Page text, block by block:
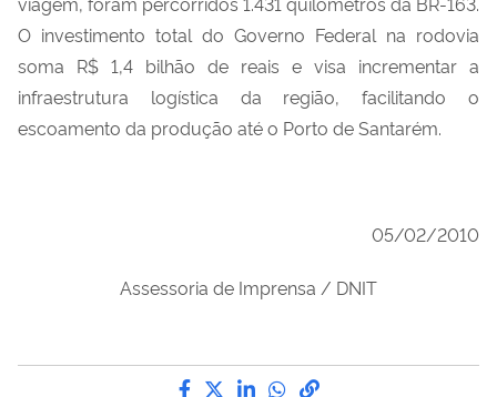
O investimento total do Governo Federal na rodovia
soma R$ 1,4 bilhão de reais e visa incrementar a
infraestrutura logística da região, facilitando o
escoamento da produção até o Porto de Santarém.
05/02/2010
Assessoria de Imprensa / DNIT
Compartilhe por Facebook
Compartilhe por Twitter
Compartilhe por
Compartilhe por
link para Copiar